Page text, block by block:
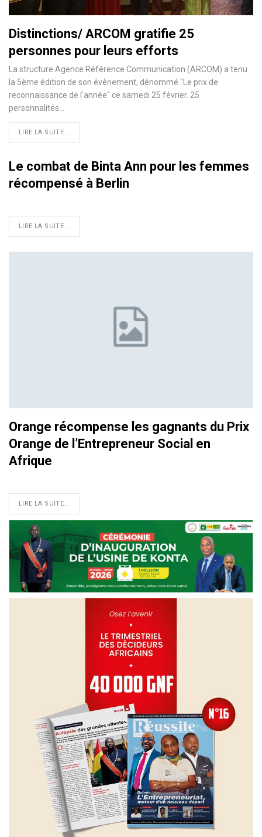
Distinctions/ ARCOM gratifie 25
personnes pour leurs efforts
La structure Agence Référence Communication (ARCOM) a tenu
la 5ème édition de son évènement, dénommé "Le prix de
reconnaissance de l'année" ce samedi 25 février. 25
personnalités…
LIRE LA SUITE...
Le combat de Binta Ann pour les femmes
récompensé à Berlin
LIRE LA SUITE...
Orange récompense les gagnants du Prix
Orange de l’Entrepreneur Social en
Afrique
LIRE LA SUITE...